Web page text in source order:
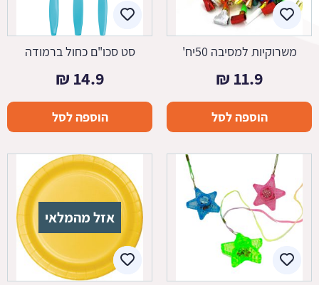
משרוקיות למסיבה 50יח'
11.9
₪
הוספה לסל
סט סכו"ם כחול ברמודה
14.9
₪
הוספה לסל
אזל מהמלאי